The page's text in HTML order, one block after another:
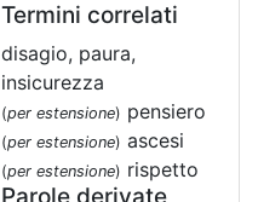
Termini correlati
disagio, paura,
insicurezza
(per estensione) pensiero
(per estensione) ascesi
(per estensione) rispetto